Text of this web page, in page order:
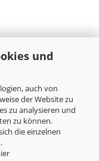
und
auch von
der Website zu
zu analysieren und
zu können.
die einzelnen